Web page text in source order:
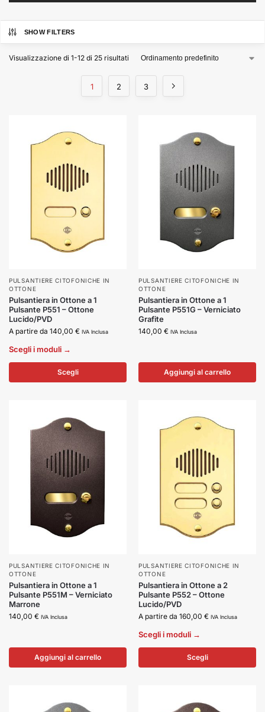
SHOW FILTERS
Visualizzazione di 1-12 di 25 risultati
1 2 3
PULSANTIERE CITOFONICHE IN
OTTONE
Pulsantiera in Ottone a 1
Pulsante P551 – Ottone
Lucido/PVD
A partire da 140,00 € IVA Inclusa
Scegli i moduli →
Scegli
PULSANTIERE CITOFONICHE IN
OTTONE
Pulsantiera in Ottone a 1
Pulsante P551G – Verniciato
Grafite
140,00 € IVA Inclusa
Aggiungi al carrello
PULSANTIERE CITOFONICHE IN
OTTONE
Pulsantiera in Ottone a 1
Pulsante P551M – Verniciato
Marrone
140,00 € IVA Inclusa
Aggiungi al carrello
PULSANTIERE CITOFONICHE IN
OTTONE
Pulsantiera in Ottone a 2
Pulsante P552 – Ottone
Lucido/PVD
A partire da 160,00 € IVA Inclusa
Scegli i moduli →
Scegli